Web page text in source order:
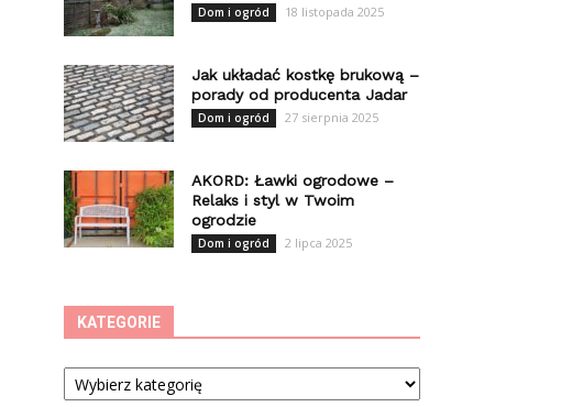
Dom i ogród 18 listopada 2025
Jak układać kostkę brukową –
porady od producenta Jadar
Dom i ogród 27 sierpnia 2025
AKORD: Ławki ogrodowe –
Relaks i styl w Twoim
ogrodzie
Dom i ogród 2 lipca 2025
KATEGORIE
Kategorie